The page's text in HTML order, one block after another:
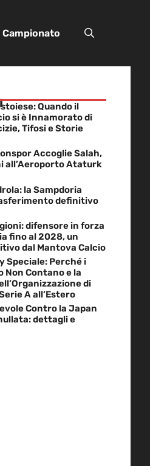
Campionato
Quando il
si è Innamorato di
Tifosi e Storie
Accoglie Salah,
all’Aeroporto Ataturk
la Sampdoria
definitivo
difensore in forza
fino al 2028, un
dal Mantova Calcio
Speciale: Perché i
Non Contano e la
di
A all’Estero
Contro la Japan
dettagli e